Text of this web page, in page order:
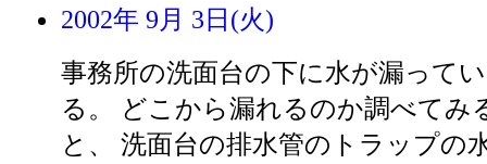
2002年 9月 3日(火)
事務所の洗面台の下に水が漏ってい
る。 どこから漏れるのか調べてみ
と、 洗面台の排水管のトラップの